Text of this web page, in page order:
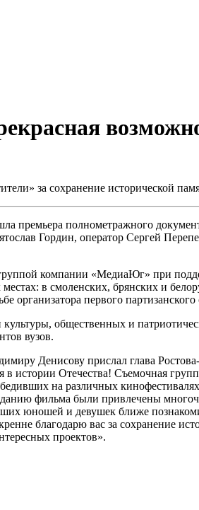
за сохранение исторической
премьера полнометражного
Гордин, оператор Сергей
компании «МедиаЮг» при
в смоленских, брянских и
первого
общественных и
вузов.
Денисову прислал глава
Отечества! Съемочная
на различных
фильма были привлечены
юношей и девушек ближе
благодарю вас за сохранение
проектов».